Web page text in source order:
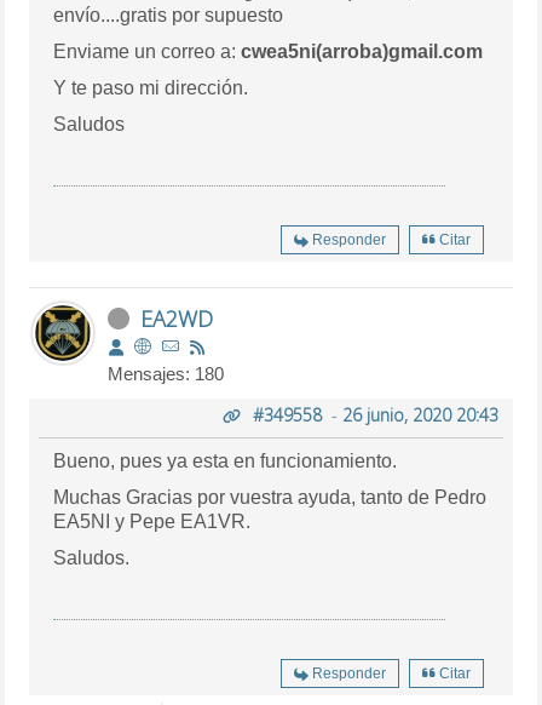
envío....gratis por supuesto
Enviame un correo a:cwea5ni(arroba)gmail.com
Y te paso mi dirección.
Saludos
Responder Citar
EA2WD
Mensajes: 180
#349558- 26 junio, 2020 20:43
Bueno, pues ya esta en funcionamiento.
Muchas Gracias por vuestra ayuda, tanto de Pedro
EA5NI y Pepe EA1VR.
Saludos.
Responder Citar